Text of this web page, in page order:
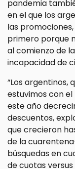
pandemia
en el que los
las
primero porque
al comienzo de
incapacidad de
“Los
estuvimos con
este año
descuentos,
que crecieron
de la
búsquedas en
de cuotas